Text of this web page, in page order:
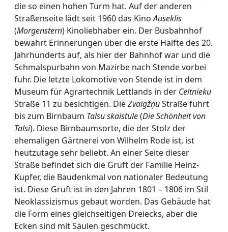
die so einen hohen Turm hat. Auf der anderen
Straßenseite lädt seit 1960 das KinoAuseklis
(Morgenstern) Kinoliebhaber ein. Der Busbahnhof
bewahrt Erinnerungen über die erste Hälfte des 20.
Jahrhunderts auf, als hier der Bahnhof war und die
Schmalspurbahn von Mazirbe nach Stende vorbei
fuhr. Die letzte Lokomotive von Stende ist in dem
Museum für Agrartechnik Lettlands in der Celtnieku
Straße 11 zu besichtigen. DieZvaigžņuStraße führt
bis zum Birnbaum Talsu skaistule(Die Schönheit von
Talsi). Diese Birnbaumsorte, die der Stolz der
ehemaligen Gärtnerei von Wilhelm Rode ist, ist
heutzutage sehr beliebt. An einer Seite dieser
Straße befindet sich die Gruft der Familie Heinz-
Kupfer, die Baudenkmal von nationaler Bedeutung
ist. Diese Gruft ist in den Jahren 1801 – 1806 im Stil
Neoklassizismus gebaut worden. Das Gebäude hat
die Form eines gleichseitigen Dreiecks, aber die
Ecken sind mit Säulen geschmückt.